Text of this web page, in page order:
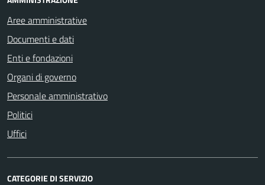
Aree amministrative
Documenti e dati
Enti e fondazioni
Organi di governo
Personale amministrativo
Politici
Uffici
CATEGORIE DI SERVIZIO